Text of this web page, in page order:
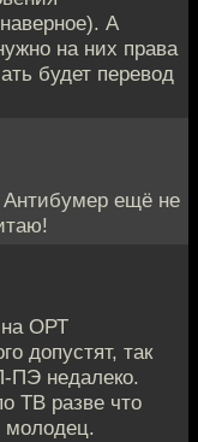
А
на них права
будет перевод
Антибумер ещё не
на ОРТ
допустят, так
ПЭ недалеко.
ТВ разве что
молодец.